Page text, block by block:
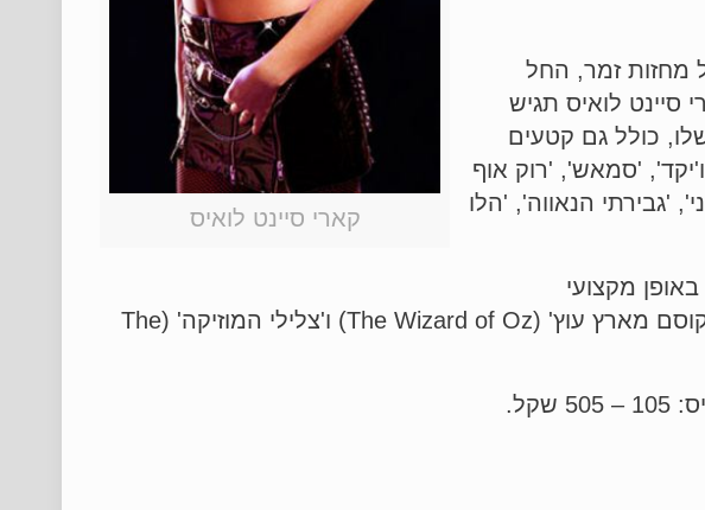
קארי סיינט לואיס
מחזות זמר, החל
לואיס תגיש
כולל גם קטעים
'סמאש', 'רוק אוף
'גבירתי הנאווה', 'הלו
באופן מקצועי
מילדותה. כילדה הופיעה במחזות-זמר מן השורה הראשונה כמו 'אנני' (Annie), 'הקוסם מארץ עוץ' (The Wizard of Oz) ו'צלילי המוזיקה' (The